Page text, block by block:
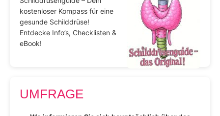
kostenloser Kompass für eine
gesunde Schilddrüse!
Entdecke Info’s, Checklisten &
eBook!
UMFRAGE